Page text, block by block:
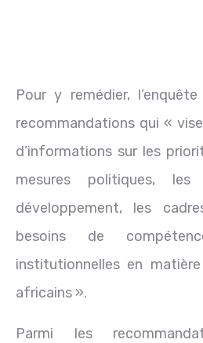
Pour y remédier,
recommandations qui «
d’informations sur les
mesures politiques,
développement, les
besoins de
institutionnelles en
africains ».
Parmi les